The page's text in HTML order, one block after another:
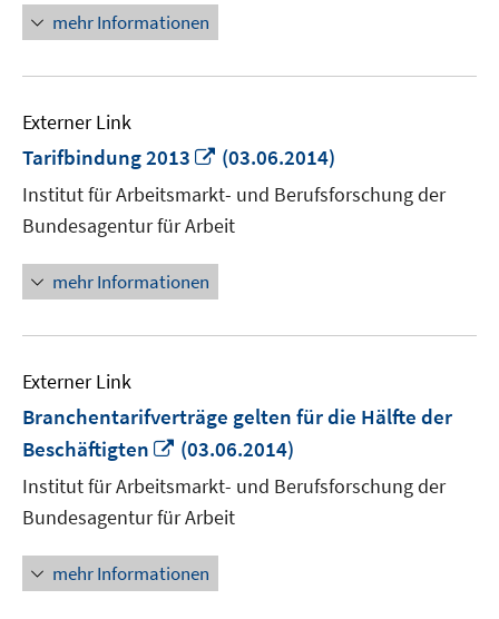
mehr Informationen
Externer Link
Tarifbindung 2013
In
neuem
Fenster
öffnen
(03.06.2014)
Institut für Arbeitsmarkt- und Berufsforschung der
Bundesagentur für Arbeit
mehr Informationen
Externer Link
Branchentarifverträge gelten für die Hälfte der
Beschäftigten
In
neuem
Fenster
öffnen
(03.06.2014)
Institut für Arbeitsmarkt- und Berufsforschung der
Bundesagentur für Arbeit
mehr Informationen